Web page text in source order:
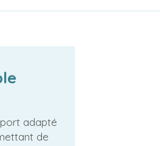
adapté
de